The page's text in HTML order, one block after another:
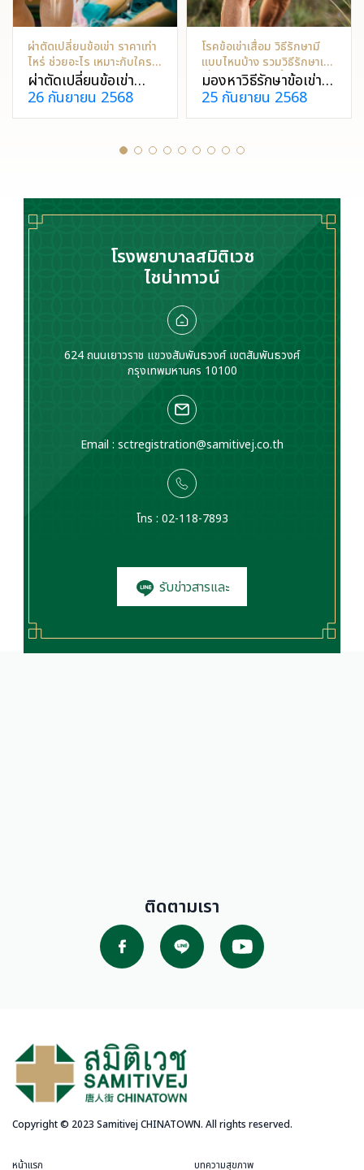
ผ่าตัดเปลี่ยนข้อเข่า ราคาเท่า
ไหร่ ช่วยอะไร เหมาะกับใคร
บ้าง
ผ่าตัดเปลี่ยนข้อเข่า
ราคาเท่าไหร่? การ
เปลี่ยนข้อเข่า 1 ข้าง
ราคาจะอยู่ที่ 250,000
ถือเป็นวิธีรักษาข้อเข่า
เสื่อมขั้นรุนแรงได้ดี
26 กันยายน 2568
โรคข้อเข่าเสื่อม วิธีรักษามี
แบบไหนบ้าง รวมวิธีรักษาเข่า
เสื่อมให้กลับมาดีขึ้น
มองหาวิธีรักษาข้อเข่า
เสื่อมอยู่หรือเปล่า?
หลายคนอาจไม่รู้ว่าโรค
ข้อเข่าเสื่อม วิธีรักษามี
เหมาะกับคุณเพื่อให้กลับ
25 กันยายน 2568
โรงพยาบาลสมิติเวช
ไชน่าทาวน์
624 ถนนเยาวราช แขวงสัมพันธวงศ์ เขตสัมพันธวงศ์
กรุงเทพมหานคร 10100
Email : sctregistration@samitivej.co.th
โทร : 02-118-7893
รับข่าวสารและ
ติดตามเรา
Copyright © 2023 Samitivej CHINATOWN. All rights reserved.
หน้าแรก บทความสุขภาพ